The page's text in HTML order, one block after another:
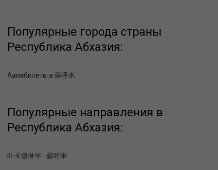
Популярные города страны
Республика Абхазия:
Авиабилеты в 蘇呼米
Популярные направления в
Республика Абхазия:
叶卡捷琳堡 - 蘇呼米